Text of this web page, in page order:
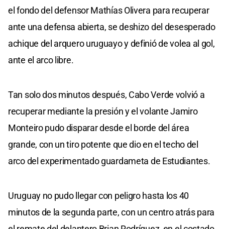
el fondo del defensor Mathías Olivera para recuperar
ante una defensa abierta, se deshizo del desesperado
achique del arquero uruguayo y definió de volea al gol,
ante el arco libre.
Tan solo dos minutos después, Cabo Verde volvió a
recuperar mediante la presión y el volante Jamiro
Monteiro pudo disparar desde el borde del área
grande, con un tiro potente que dio en el techo del
arco del experimentado guardameta de Estudiantes.
Uruguay no pudo llegar con peligro hasta los 40
minutos de la segunda parte, con un centro atrás para